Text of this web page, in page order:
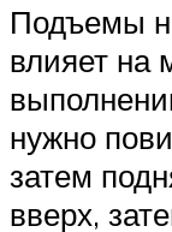
Подъемы
влияет
нужно
затем
вверх,